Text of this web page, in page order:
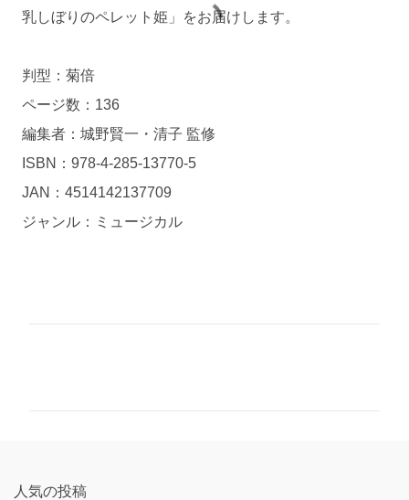
乳しぼりのペレット姫」をお届けします。
判型：菊倍
ページ数：136
編集者：城野賢一・清子 監修
ISBN：978-4-285-13770-5
JAN：4514142137709
ジャンル：ミュージカル
人気の投稿